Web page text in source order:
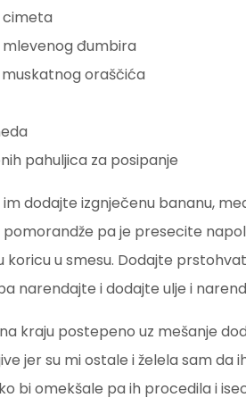
cimeta
mlevenog đumbira
oraščića
pahuljica za posipanje
dodajte izgnječenu bananu,
pa je presecite
koricu u smesu. Dodajte
narendajte i dodajte ulje i
kraju postepeno uz mešanje
jer su mi ostale i želela sam
bi omekšale pa ih procedila i